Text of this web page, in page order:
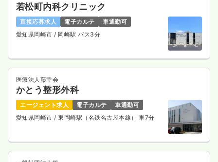
若松町内科クリニック
直接応募求人 電子カルテ
車通勤可
愛知県岡崎市 / 岡崎駅 バス3分
医療法人藤幸会
かとう整形外科
エージェント求人 電子カルテ
車通勤可
愛知県岡崎市 / 東岡崎駅（名鉄名古屋本線） 車7分